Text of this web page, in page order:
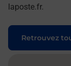
laposte.fr.
Retrouvez